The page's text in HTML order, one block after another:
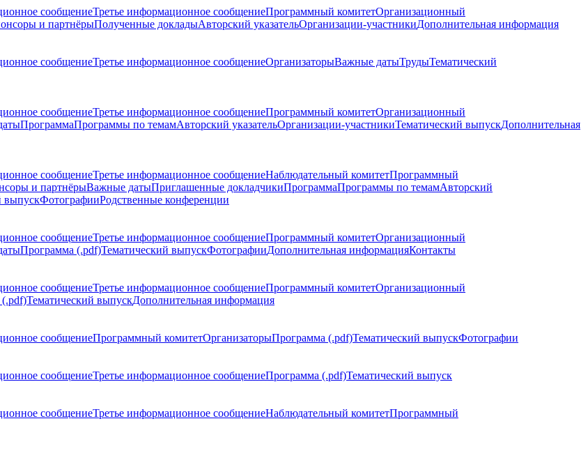
сообщениеТретье информационное сообщениеПрограммный комитетОрганизационный
и партнёрыПолученные докладыАвторский указательОрганизации-участникиДополнительная информация
сообщениеТретье информационное сообщениеОрганизаторыВажные датыТрудыТематический
сообщениеТретье информационное сообщениеПрограммный комитетОрганизационный
ПрограммаПрограммы по темамАвторский указательОрганизации-участникиТематический выпускДополнительная
сообщениеТретье информационное сообщениеНаблюдательный комитетПрограммный
и партнёрыВажные датыПриглашенные докладчикиПрограммаПрограммы по темамАвторский
выпускФотографииРодственные конференции
сообщениеТретье информационное сообщениеПрограммный комитетОрганизационный
Программа (.pdf)Тематический выпускФотографииДополнительная информацияКонтакты
сообщениеТретье информационное сообщениеПрограммный комитетОрганизационный
Тематический выпускДополнительная информация
сообщениеПрограммный комитетОрганизаторыПрограмма (.pdf)Тематический выпускФотографии
сообщениеТретье информационное сообщениеПрограмма (.pdf)Тематический выпуск
сообщениеТретье информационное сообщениеНаблюдательный комитетПрограммный